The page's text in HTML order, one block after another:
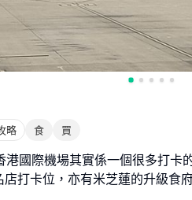
略 食 買
港國際機場其實係一個很多打卡
店打卡位，亦有米芝蓮的升級食